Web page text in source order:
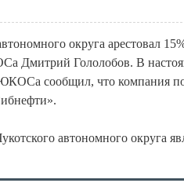
округа
Дмитрий Гололобов. В
сообщил, что компания
автономного округа